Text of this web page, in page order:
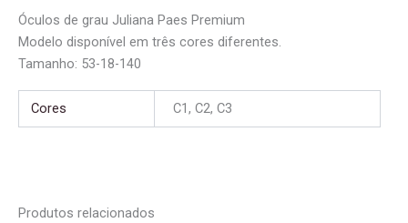
Óculos de grau Juliana Paes Premium
Modelo disponível em três cores diferentes.
Tamanho: 53-18-140
Cores C1, C2, C3
Produtos relacionados